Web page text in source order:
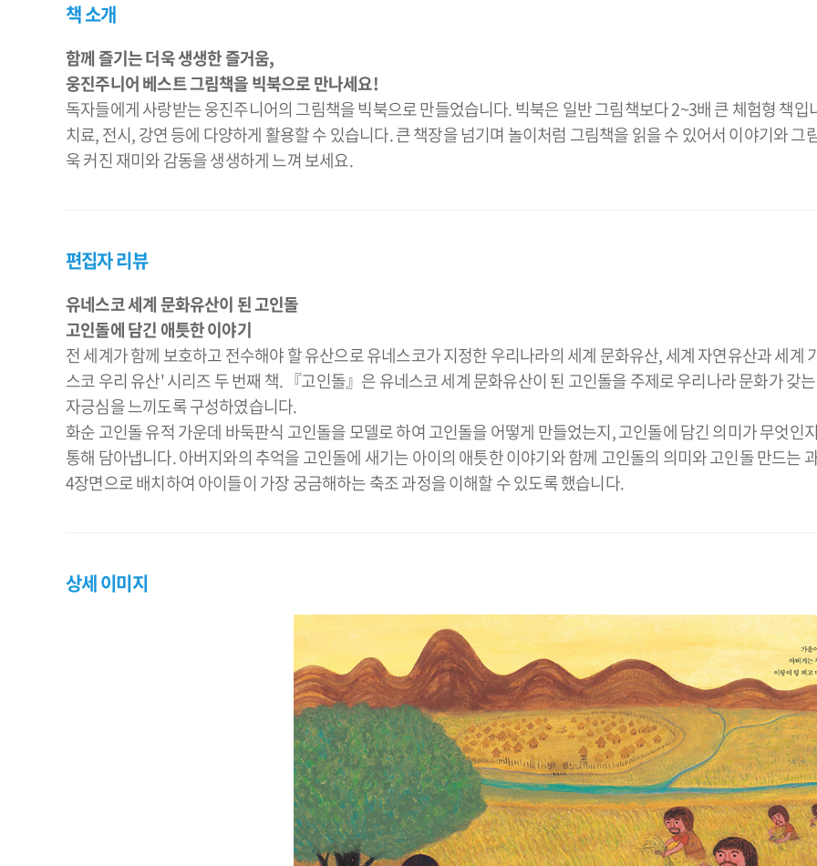
책 소개
함께 즐기는 더욱 생생한 즐거움,
웅진주니어 베스트 그림책을 빅북으로 만나세요!
독자들에게 사랑받는 웅진주니어의 그림책을 빅북으로 만들었습니다. 빅북은 일반 그림책보다 2~3배 큰 체험형 책
치료, 전시, 강연 등에 다양하게 활용할 수 있습니다. 큰 책장을 넘기며 놀이처럼 그림책을 읽을 수 있어서 이야기와
욱 커진 재미와 감동을 생생하게 느껴 보세요.
편집자 리뷰
유네스코 세계 문화유산이 된 고인돌
고인돌에 담긴 애틋한 이야기
전 세계가 함께 보호하고 전수해야 할 유산으로 유네스코가 지정한 우리나라의 세계 문화유산, 세계 자연유산과 세
스코 우리 유산' 시리즈 두 번째 책. 『고인돌』은 유네스코 세계 문화유산이 된 고인돌을 주제로 우리나라 문화가 갖
자긍심을 느끼도록 구성하였습니다.
화순 고인돌 유적 가운데 바둑판식 고인돌을 모델로 하여 고인돌을 어떻게 만들었는지, 고인돌에 담긴 의미가 무엇인
통해 담아냅니다. 아버지와의 추억을 고인돌에 새기는 아이의 애틋한 이야기와 함께 고인돌의 의미와 고인돌 만드는
4장면으로 배치하여 아이들이 가장 궁금해하는 축조 과정을 이해할 수 있도록 했습니다.
상세 이미지